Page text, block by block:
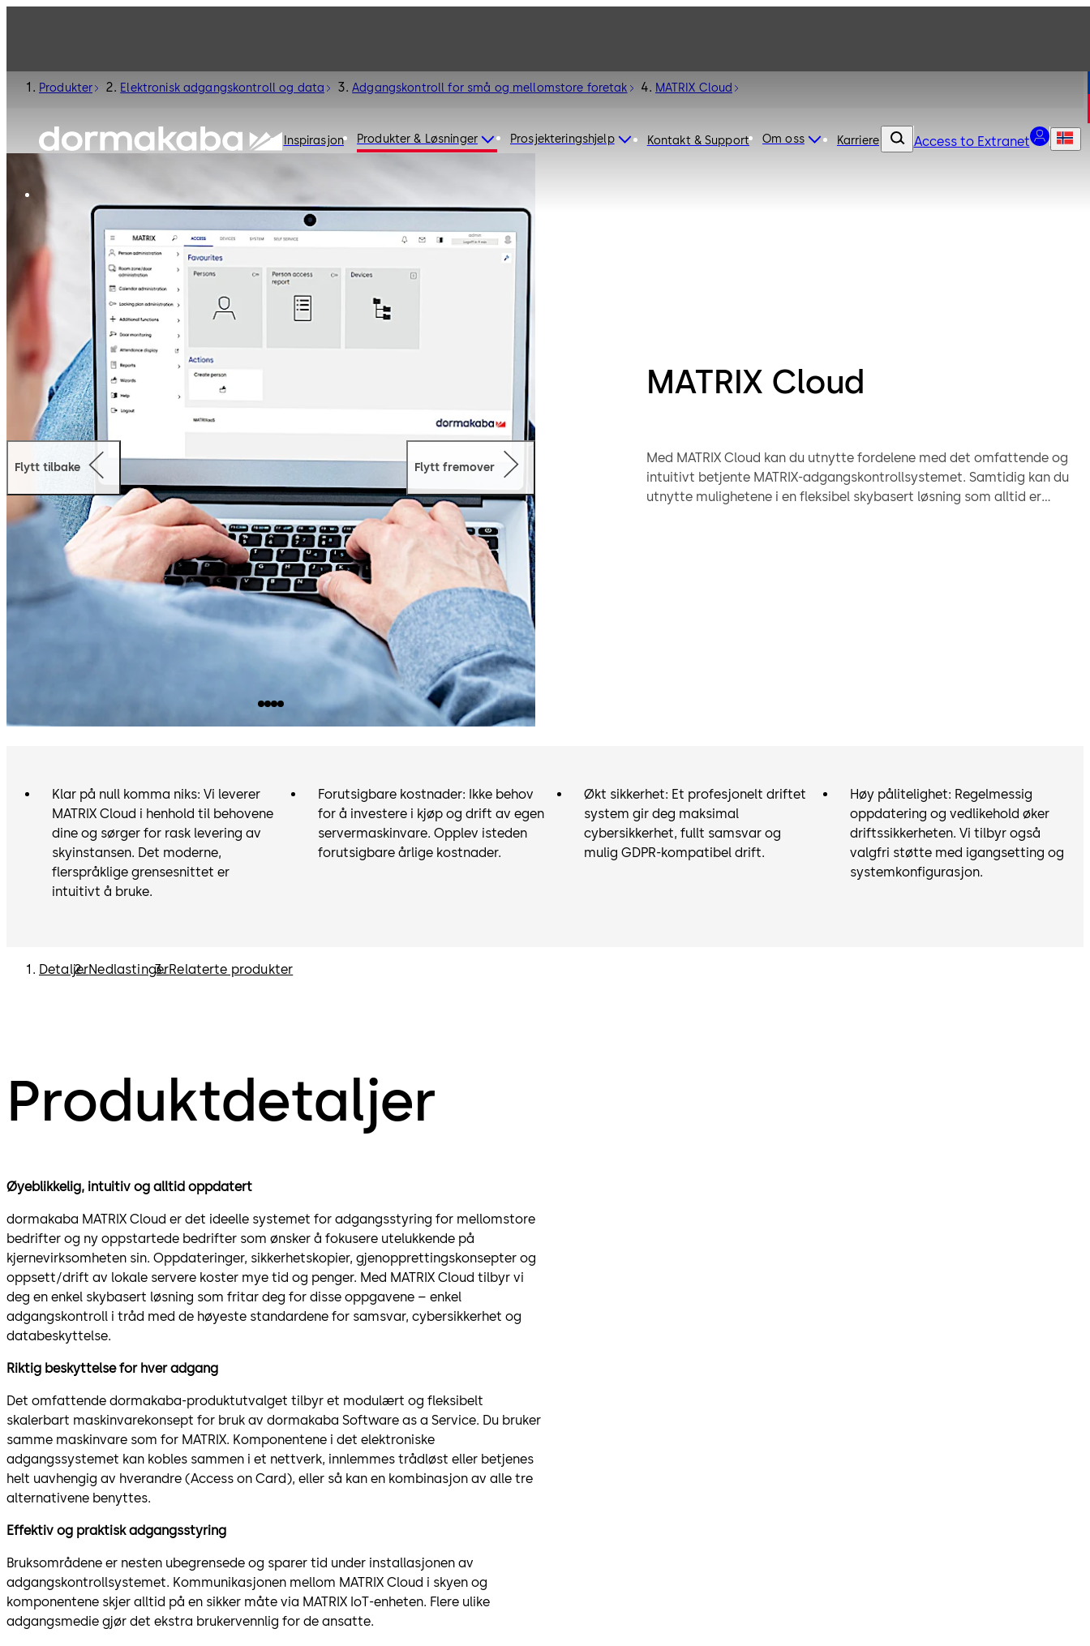
Inspirasjon Produkter & Løsninger Prosjekteringshjelp Kontakt & Support Om oss Karriere Access to Extranet
Produkter Elektronisk adgangskontroll og data Adgangskontroll for små og mellomstore foretak MATRIX Cloud
MATRIX Cloud
Med MATRIX Cloud kan du utnytte fordelene med det omfattende og
intuitivt betjente MATRIX-adgangskontrollsystemet. Samtidig kan du
utnytte mulighetene i en fleksibel skybasert løsning som alltid er
Flytt tilbake Flytt fremover
Klar på null komma niks: Vi leverer
MATRIX Cloud i henhold til behovene
dine og sørger for rask levering av
skyinstansen. Det moderne,
flerspråklige grensesnittet er
intuitivt å bruke.
Forutsigbare kostnader: Ikke behov
for å investere i kjøp og drift av egen
servermaskinvare. Opplev isteden
forutsigbare årlige kostnader.
Økt sikkerhet: Et profesjonelt driftet
system gir deg maksimal
cybersikkerhet, fullt samsvar og
mulig GDPR-kompatibel drift.
Høy pålitelighet: Regelmessig
oppdatering og vedlikehold øker
driftssikkerheten. Vi tilbyr også
valgfri støtte med igangsetting og
systemkonfigurasjon.
DetaljerNedlastingerRelaterte produkter
Produktdetaljer
Øyeblikkelig, intuitiv og alltid oppdatert
dormakaba MATRIX Cloud er det ideelle systemet for adgangsstyring for mellomstore
bedrifter og ny oppstartede bedrifter som ønsker å fokusere utelukkende på
kjernevirksomheten sin. Oppdateringer, sikkerhetskopier, gjenopprettingskonsepter og
oppsett/drift av lokale servere koster mye tid og penger. Med MATRIX Cloud tilbyr vi
deg en enkel skybasert løsning som fritar deg for disse oppgavene – enkel
adgangskontroll i tråd med de høyeste standardene for samsvar, cybersikkerhet og
databeskyttelse.
Riktig beskyttelse for hver adgang
Det omfattende dormakaba-produktutvalget tilbyr et modulært og fleksibelt
skalerbart maskinvarekonsept for bruk av dormakaba Software as a Service. Du bruker
samme maskinvare som for MATRIX. Komponentene i det elektroniske
adgangssystemet kan kobles sammen i et nettverk, innlemmes trådløst eller betjenes
helt uavhengig av hverandre (Access on Card), eller så kan en kombinasjon av alle tre
alternativene benyttes.
Effektiv og praktisk adgangsstyring
Bruksområdene er nesten ubegrensede og sparer tid under installasjonen av
adgangskontrollsystemet. Kommunikasjonen mellom MATRIX Cloud i skyen og
komponentene skjer alltid på en sikker måte via MATRIX IoT-enheten. Flere ulike
adgangsmedie gjør det ekstra brukervennlig for de ansatte.